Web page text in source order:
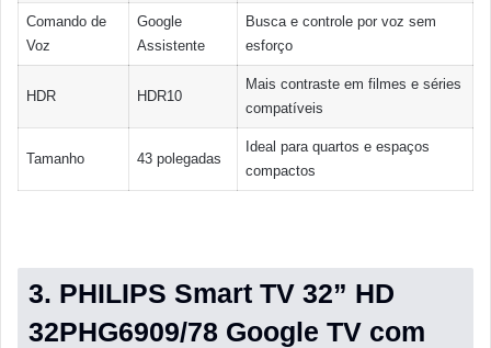
Comando de
Voz
Google
Assistente
Busca e controle por voz sem
esforço
HDR HDR10
Mais contraste em filmes e séries
compatíveis
Tamanho 43 polegadas
Ideal para quartos e espaços
compactos
3. PHILIPS Smart TV 32” HD
32PHG6909/78 Google TV com